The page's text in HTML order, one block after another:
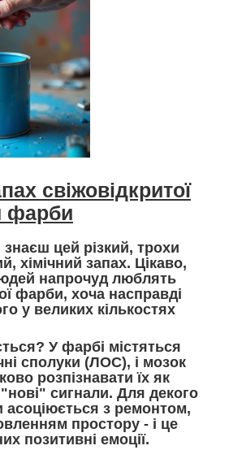
свіжовідкритої
фарби
цей різкий, трохи
хімічний запах. Цікаво,
напрочуд люблять
фарби, хоча насправді
у великих кількостях
У фарбі містяться
сполуки (ЛОС), і мозок
розпізнавати їх як
"нові" сигнали. Для декого
асоціюється з ремонтом,
простору - і це
позитивні емоції.